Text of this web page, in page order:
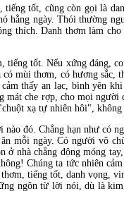
tốt, cũng còn gọi là
hằng ngày. Thói thường
thích. Danh thơm làm
tiếng tốt. Nếu xứng đáng,
mùi thơm, có hương
thấy an lạc, bình yên
mát che rợp, cho mọi
xạ tự nhiên hôi",
đó. Chẳng hạn như có
mỗi ngày. Có người vô
nhà chẳng động móng
Chúng ta tức nhiên
tiếng tốt, danh vọng,
ngôn từ lời nói, dù là